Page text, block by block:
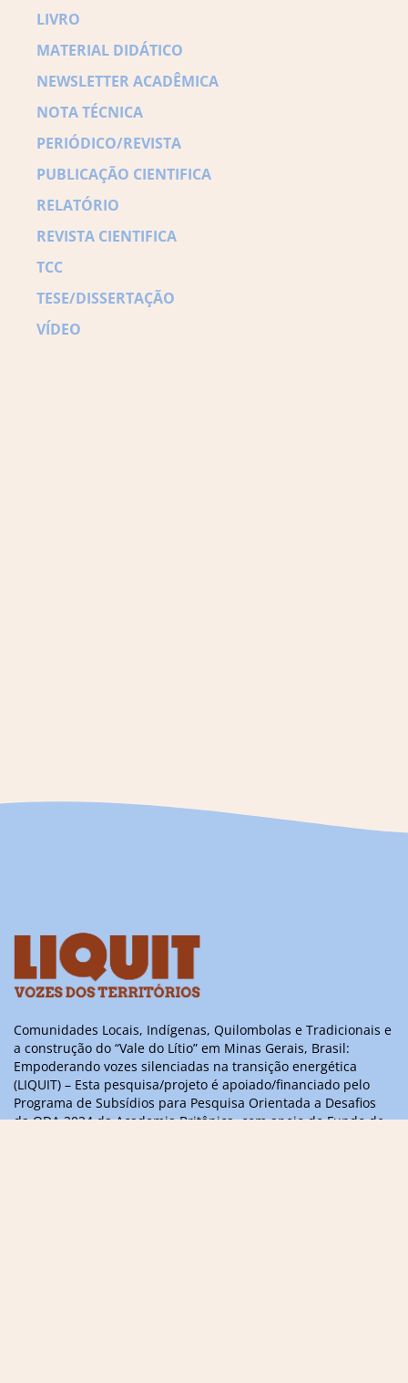
LIVRO
MATERIAL DIDÁTICO
NEWSLETTER ACADÊMICA
NOTA TÉCNICA
PERIÓDICO/REVISTA
PUBLICAÇÃO CIENTIFICA
RELATÓRIO
REVISTA CIENTIFICA
TCC
TESE/DISSERTAÇÃO
VÍDEO
Comunidades Locais, Indígenas, Quilombolas e Tradicionais e
a construção do “Vale do Lítio” em Minas Gerais, Brasil:
Empoderando vozes silenciadas na transição energética
(LIQUIT) – Esta pesquisa/projeto é apoiado/financiado pelo
Programa de Subsídios para Pesquisa Orientada a Desafios
da ODA 2024 da Academia Britânica, com apoio do Fundo de